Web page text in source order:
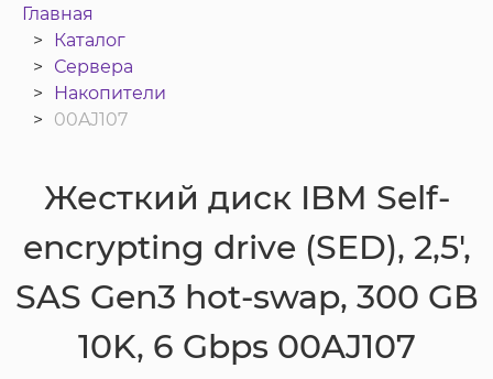
Главная
Каталог
Сервера
Накопители
00AJ107
Жесткий диск IBM Self-
encrypting drive (SED), 2,5',
SAS Gen3 hot-swap, 300 GB
10K, 6 Gbps 00AJ107